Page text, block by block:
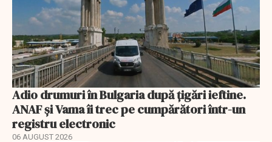
Adio drumuri în Bulgaria după țigări ieftine.
ANAF și Vama îi trec pe cumpărători într-un
registru electronic
06 AUGUST 2026